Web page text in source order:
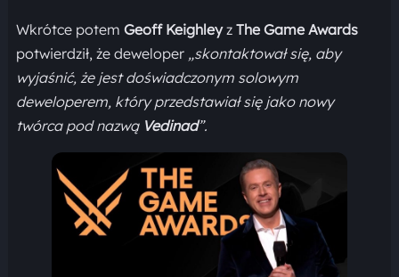
Wkrótce potem Geoff Keighleyz The Game Awards
potwierdził, że deweloper „skontaktował się, aby
wyjaśnić, że jest doświadczonym solowym
deweloperem, który przedstawiał się jako nowy
twórca pod nazwą Vedinad”.